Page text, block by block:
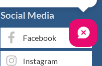
Social Media
Facebook
Instagram